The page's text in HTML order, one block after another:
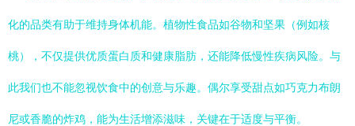
化的品类有助于维持身体机能。植物性食品如谷物和坚果（例如核
桃），不仅提供优质蛋白质和健康脂肪，还能降低慢性疾病风险。与
此我们也不能忽视饮食中的创意与乐趣。偶尔享受甜点如巧克力布朗
尼或香脆的炸鸡，能为生活增添滋味，关键在于适度与平衡。